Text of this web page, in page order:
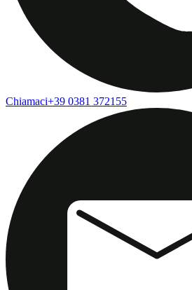
Chiamaci+39 0381 372155